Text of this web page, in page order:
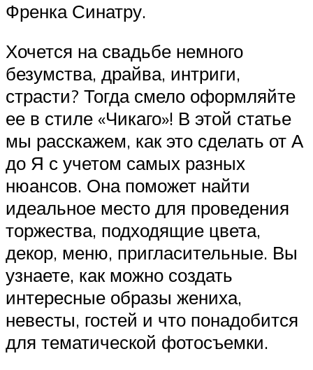
Френка Синатру.
Хочется на свадьбе немного
безумства, драйва, интриги,
страсти? Тогда смело оформляйте
ее в стиле «Чикаго»! В этой статье
мы расскажем, как это сделать от А
до Я с учетом самых разных
нюансов. Она поможет найти
идеальное место для проведения
торжества, подходящие цвета,
декор, меню, пригласительные. Вы
узнаете, как можно создать
интересные образы жениха,
невесты, гостей и что понадобится
для тематической фотосъемки.